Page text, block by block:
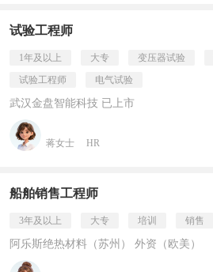
试验工程师
1年及以上 大专 变压器试验
试验工程师
电气试验
武汉金盘智能科技 已上市
蒋女士 HR
船舶销售工程师
3年及以上 大专 培训 销售
阿乐斯绝热材料（苏州） 外资（欧美）